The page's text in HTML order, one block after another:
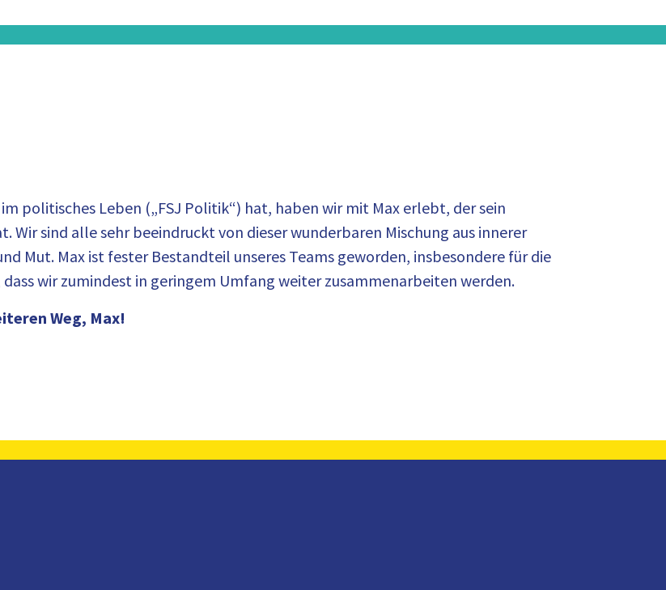
politisches Leben („FSJ Politik“) hat, haben wir mit Max erlebt, der sein
Wir sind alle sehr beeindruckt von dieser wunderbaren Mischung aus innerer
Mut. Max ist fester Bestandteil unseres Teams geworden, insbesondere für die
wir zumindest in geringem Umfang weiter zusammenarbeiten werden.
Weg, Max!